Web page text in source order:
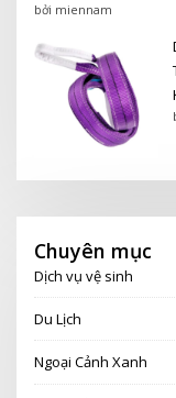
bởi miennam
Chuyên mục
Dịch vụ vệ sinh
Du Lịch
Ngoại Cảnh Xanh